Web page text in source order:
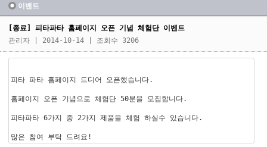
화장품몰
건강관리몰
개인구매
이벤트
[종료] 피타파타 홈페이지 오픈 기념 체험단 이벤트
관리자
| 2014-10-14 | 조회수 3206
피타 파타 홈페이지 드디어 오픈했습니다.
홈페이지 오픈 기념으로 체험단 50분을 모집합니다.
피타파타 6가지 중 2가지 제품을 체험 하실수 있습니다.
많은 참여 부탁 드려요!